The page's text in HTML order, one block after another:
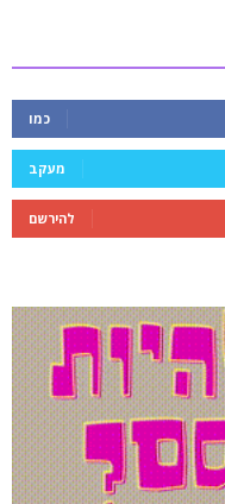
כמו
מעקב
להירשם